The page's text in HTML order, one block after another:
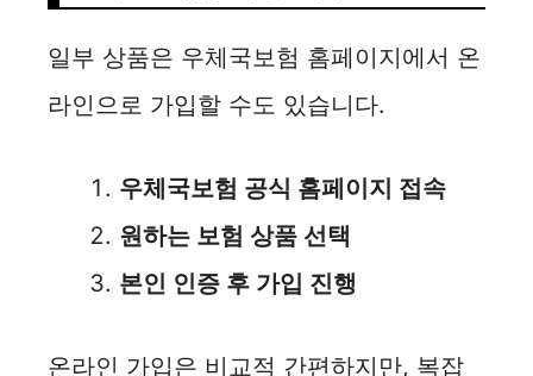
일부 상품은 우체국보험 홈페이지에서 온
라인으로 가입할 수도 있습니다.
우체국보험 공식 홈페이지 접속
원하는 보험 상품 선택
본인 인증 후 가입 진행
온라인 가입은 비교적 간편하지만, 복잡